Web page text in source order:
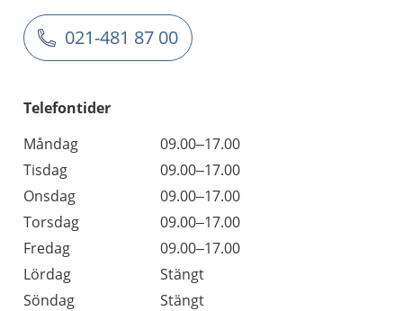
021-481 87 00
Telefontider
Måndag
09.00–17.00
Tisdag
09.00–17.00
Onsdag
09.00–17.00
Torsdag
09.00–17.00
Fredag
09.00–17.00
Lördag
Stängt
Söndag
Stängt